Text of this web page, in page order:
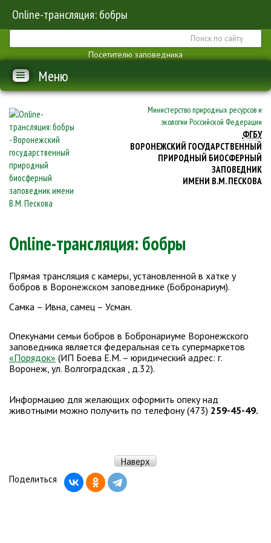
Online-трансляция: бобры
Посетителю заповедника
Меню
Министерство природных ресурсов и
экологии Российской Федерации
ФГБУ
ВОРОНЕЖСКИЙ ГОСУДАРСТВЕННЫЙ
ПРИРОДНЫЙ БИОСФЕРНЫЙ
ЗАПОВЕДНИК
ИМЕНИ В.М. ПЕСКОВА
Online-трансляция: бобры
Прямая трансляция с камеры, установленной в хатке у
бобров в Воронежском заповеднике (Бобронариум).
Самка – Ивна, самец – Усман.
Опекунами семьи бобров в Бобронариуме Воронежского
заповедника является федеральная сеть супермаркетов
«Порядок» (ИП Боева Е.М. – юридический адрес: г.
Воронеж, ул. Волгоградская , д.32).
Информацию для желающих оформить опеку над
животными можно получить по телефону (473) 259-45-49.
Наверх
Поделиться